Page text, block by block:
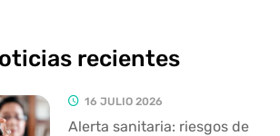
recientes
16 JULIO 2026
Alerta sanitaria: riesgos de